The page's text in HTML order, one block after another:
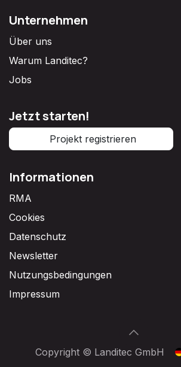
Unternehmen
Über uns
Warum Landitec?
Jobs
Jetzt starten!
Projekt registrieren
Informationen
RMA
Cookies
Datenschutz
Newsletter
Nutzungsbedingungen
Impressum
Copyright © Landitec GmbH